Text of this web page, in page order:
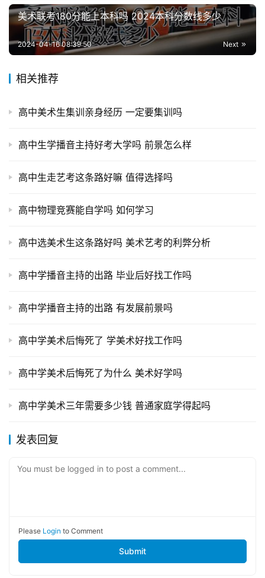
美术联考180分能上本科吗 2024本科分数线多少
Next
2024-04-16 08:39:50
相关推荐
高中美术生集训亲身经历 一定要集训吗
高中生学播音主持好考大学吗 前景怎么样
高中生走艺考这条路好嘛 值得选择吗
高中物理竞赛能自学吗 如何学习
高中选美术生这条路好吗 美术艺考的利弊分析
高中学播音主持的出路 毕业后好找工作吗
高中学播音主持的出路 有发展前景吗
高中学美术后悔死了 学美术好找工作吗
高中学美术后悔死了为什么 美术好学吗
高中学美术三年需要多少钱 普通家庭学得起吗
发表回复
You must be logged in to post a comment...
Please Login to Comment
Submit